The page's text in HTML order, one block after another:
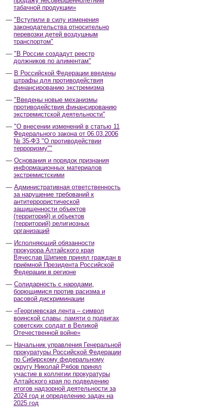
табачной продукции»
"Вступили в силу изменения
законодательства относительно
перевозки детей воздушным
транспортом"
"В России создадут реестр
должников по алиментам"
В Российской Федерации введены
штрафы для противодействия
финансированию экстремизма
"Введены новые механизмы
противодействия финансированию
экстремистской деятельности"
"О внесении изменений в статью 11
Федерального закона от 06.03.2006
№ 35-ФЗ "О противодействии
терроризму""
Основания и порядок признания
информационных материалов
экстремистскими
Административная ответственность
за нарушение требований к
антитеррористической
защищенности объектов
(территорий) и объектов
(территорий) религиозных
организаций
Исполняющий обязанности
прокурора Алтайского края
Вячеслав Шипиев принял граждан в
приёмной Президента Российской
Федерации в регионе
Солидарность с народами,
борющимися против расизма и
расовой дискриминации
«Георгиевская лента – символ
воинской славы, памяти о подвигах
советских солдат в Великой
Отечественной войне»
Начальник управления Генеральной
прокуратуры Российской Федерации
по Сибирскому федеральному
округу Николай Рябов принял
участие в коллегии прокуратуры
Алтайского края по подведению
итогов надзорной деятельности за
2024 год и определению задач на
2025 год